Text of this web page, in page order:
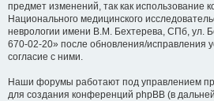
предмет изменений, так как использование
Национального медицинского
неврологии имени В.М. Бехтерева, СПб, ул.
670-02-20» после обновления/исправления
согласие с ними.
Наши форумы работают под управлением
для создания конференций phpBB (в